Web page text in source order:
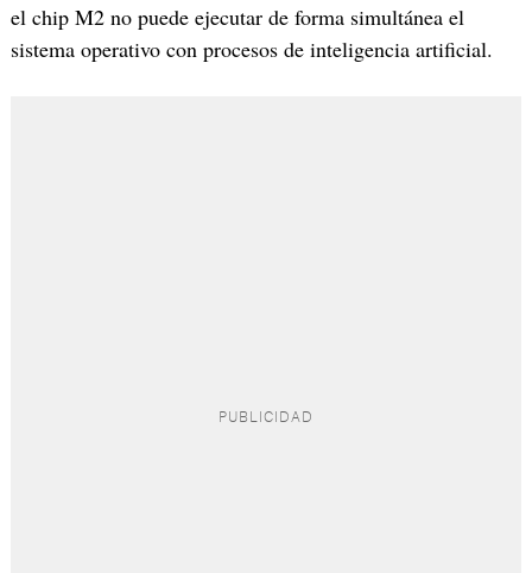
el chip M2 no puede ejecutar de forma simultánea el
sistema operativo con procesos de inteligencia artificial.